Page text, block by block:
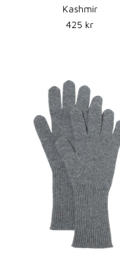
Kashmir
Normalpris
425 kr